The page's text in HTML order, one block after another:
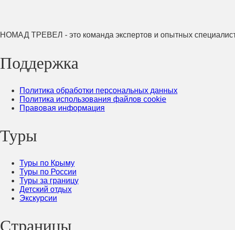
НОМАД ТРЕВЕЛ - это команда экспертов и опытных
Поддержка
Политика обработки персональных данных
Политика использования файлов cookie
Правовая информация
Туры
Туры по Крыму
Туры по России
Туры за границу
Детский отдых
Экскурсии
Страницы